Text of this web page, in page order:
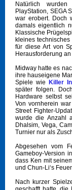
Natürlich
PlayStation, SEGA
war erobert. Doch
damals eigentlich
Klassische
kleines
für diese Art von
Herausforderung
Midway hatte es
ihre hauseigene
Spiele wie
Killer
später folgen.
Hardware selbst
Von vornherein
Street Fighter-
wurde die Anzahl
Dhalsim, Vega,
Turnier nur als
Abgesehen vom
Gameboy-Version
dass Ken mit
und Chun-Li‘s
Nach kurzer